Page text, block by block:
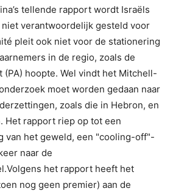
tellende rapport wordt Israëls
verantwoordelijk gesteld voor
pleit ook niet voor de stationering
in de regio, zoals de
hoopte. Wel vindt het Mitchell-
moet worden gedaan naar
zoals die in Hebron, en
Het rapport riep op tot een
van het geweld, een "cooling-off"-
naar de
het rapport heeft het
nog geen premier) aan de